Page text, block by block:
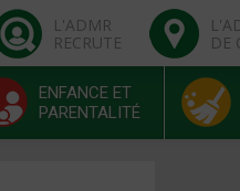
L'ADMR
RECRUTE
DE
ENFANCE ET
PARENTALITÉ